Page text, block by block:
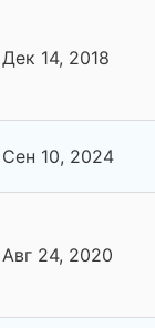
Дек 14, 2018
Сен 10, 2024
Авг 24, 2020